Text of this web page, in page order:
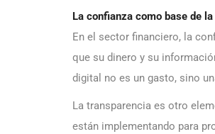
La confianza como base de
En el sector financiero, la
que su dinero y su
digital no es un gasto, sino
La transparencia es otro
están implementando para